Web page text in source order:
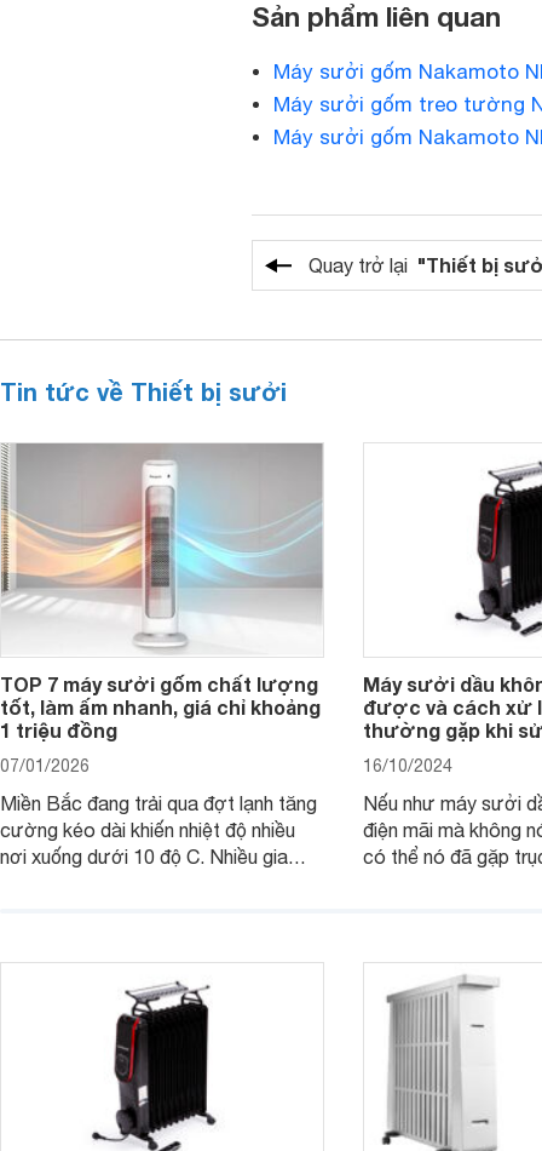
Sản phẩm liên quan
Máy sưởi gốm Nakamoto
Máy sưởi gốm treo tường
Máy sưởi gốm Nakamoto
Quay trở lại "Thiết bị
Tin tức về Thiết bị sưởi
TOP 7 máy sưởi gốm chất lượng
tốt, làm ấm nhanh, giá chỉ khoảng
1 triệu đồng
07/01/2026
Miền Bắc đang trải qua đợt lạnh tăng
cường kéo dài khiến nhiệt độ nhiều
nơi xuống dưới 10 độ C. Nhiều gia
những ngày lạnh giá thì có thể tham
khảo các mẫu máy sưởi gốm dưới
Máy sưởi dầu
được và cách xử
thường gặp khi
16/10/2024
Nếu như máy sưởi
điện mãi mà không
có thể nó đã gặp